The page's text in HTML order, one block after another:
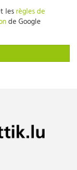
les règles de
de Google